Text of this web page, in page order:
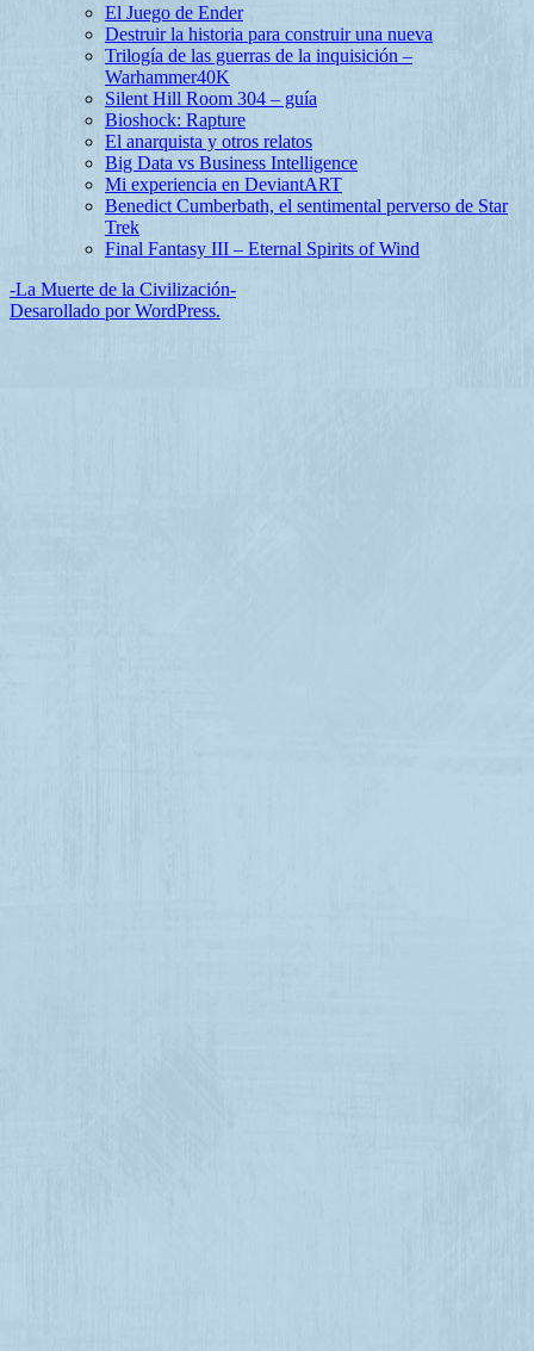
El Juego de Ender
Destruir la historia para construir una nueva
Trilogía de las guerras de la inquisición –
Warhammer40K
Silent Hill Room 304 – guía
Bioshock: Rapture
El anarquista y otros relatos
Big Data vs Business Intelligence
Mi experiencia en DeviantART
Benedict Cumberbath, el sentimental perverso de Star
Trek
Final Fantasy III – Eternal Spirits of Wind
-La Muerte de la Civilización-
Desarollado por WordPress.